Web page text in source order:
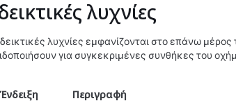
λυχνίες
λυχνίες εμφανίζονται στο επάνω
για συγκεκριμένες συνθήκες του
Ένδειξη Περιγραφή